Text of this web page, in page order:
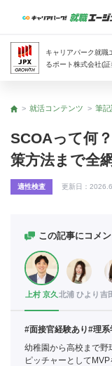
キャリアパーク就職
るポート株式会社(
トップ
就活コンテンツ 筆記
SCOAって何
策方法まで全
適性検査 更新日：
この記事にコメ
上村 京久 北浦 ひより 吉
#面接官経験あり#理系
幼稚園から高校まで野
ピッチャーとして